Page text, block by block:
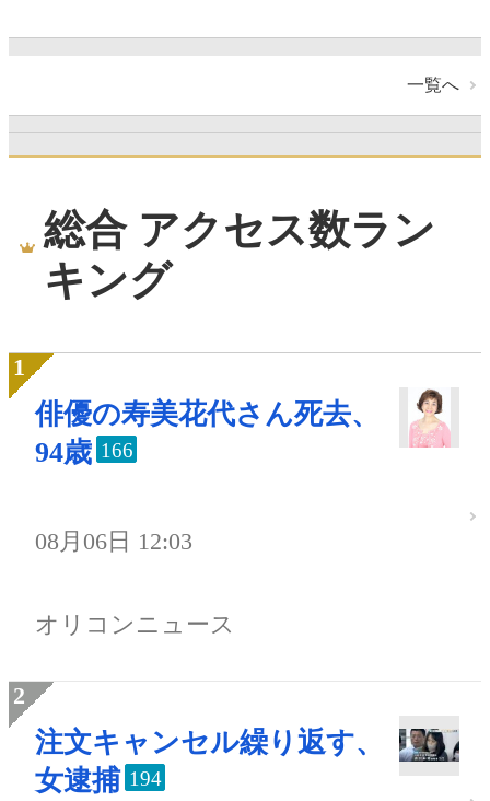
一覧へ
総合 アクセス数ラン
キング
俳優の寿美花代さん死去、
94歳 166
08月06日 12:03
オリコンニュース
注文キャンセル繰り返す、
女逮捕 194